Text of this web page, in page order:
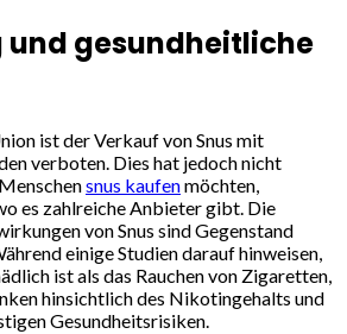
und gesundheitliche
ist der Verkauf von Snus mit
verboten. Dies hat jedoch nicht
snus kaufenmöchten,
es zahlreiche Anbieter gibt. Die
von Snus sind Gegenstand
einige Studien darauf hinweisen,
ist als das Rauchen von Zigaretten,
hinsichtlich des Nikotingehalts und
Gesundheitsrisiken.